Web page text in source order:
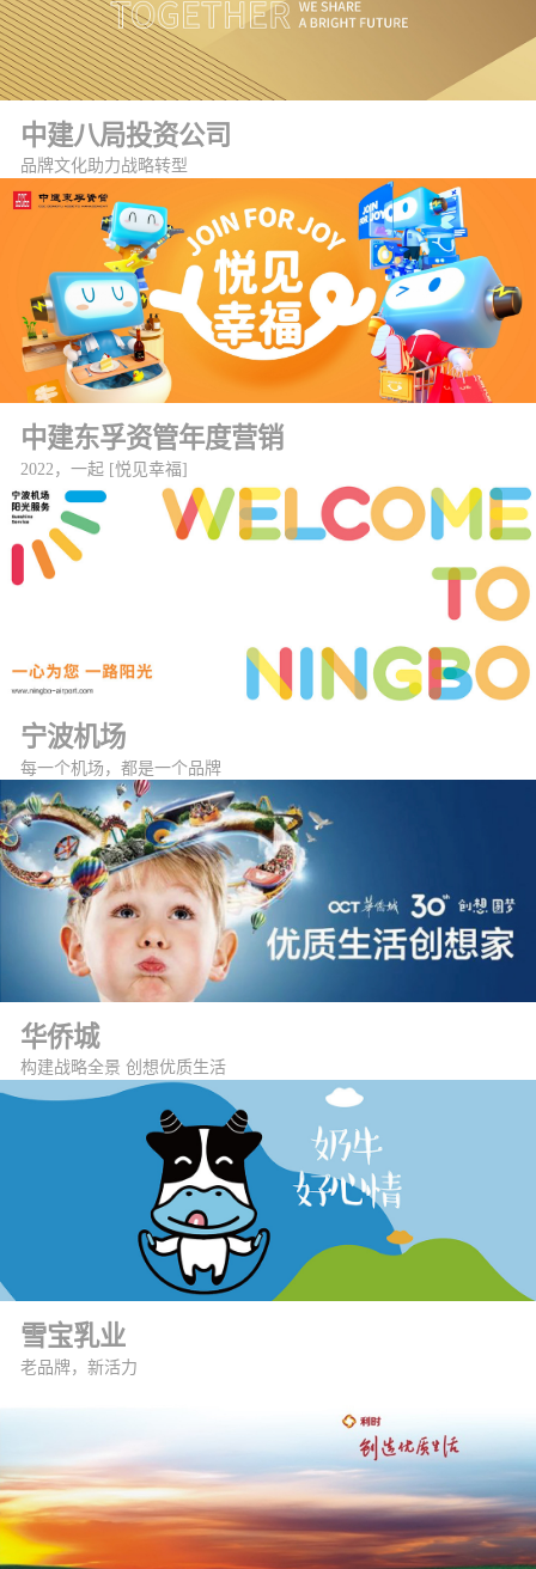
中建八局投资公司
品牌文化助力战略转型
中建东孚资管年度营销
2022，一起 [悦见幸福]
宁波机场
每一个机场，都是一个品牌
华侨城
构建战略全景 创想优质生活
雪宝乳业
老品牌，新活力